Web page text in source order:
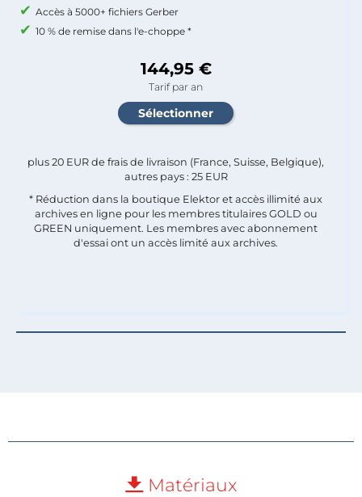
Accès à 5000+ fichiers Gerber
10 % de remise dans l'e-choppe *
144,95 €
Tarif par an
plus 20 EUR de frais de livraison (France, Suisse, Belgique),
autres pays : 25 EUR
* Réduction dans la boutique Elektor et accès illimité aux
archives en ligne pour les membres titulaires GOLD ou
GREEN uniquement. Les membres avec abonnement
d'essai ont un accès limité aux archives.
Matériaux